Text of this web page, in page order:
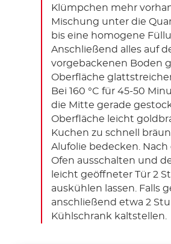
Klümpchen mehr
Mischung unter die
bis eine homogene
Anschließend alles auf
vorgebackenen Boden
Oberfläche
Bei 160 °C für 45-50
die Mitte gerade
Oberfläche leicht
Kuchen zu schnell
Alufolie bedecken.
Ofen ausschalten und
leicht geöffneter Tür 2
auskühlen lassen. Falls
anschließend etwa 2
Kühlschrank kaltstellen.